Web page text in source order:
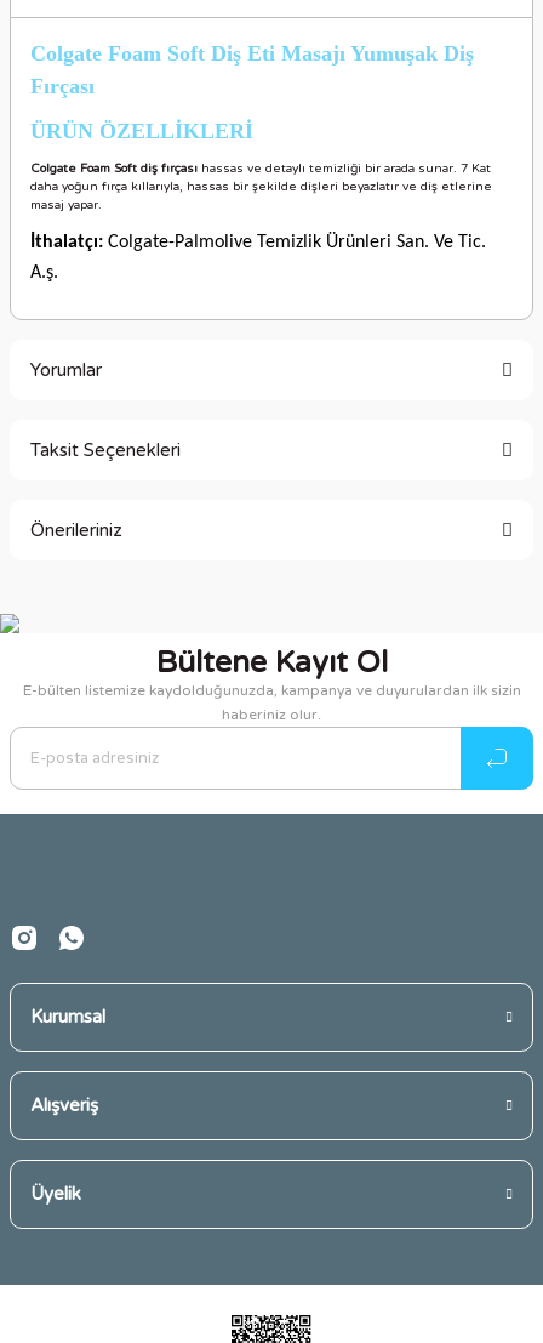
Colgate Foam Soft Diş Eti Masajı Yumuşak Diş
Fırçası
ÜRÜN ÖZELLİKLERİ
Colgate Foam Soft diş fırçası hassas ve detaylı temizliği bir arada sunar. 7 Kat
daha yoğun fırça kıllarıyla, hassas bir şekilde dişleri beyazlatır ve diş etlerine
masaj yapar.
İthalatçı: Colgate-Palmolive Temizlik Ürünleri San. Ve Tic.
A.ş.
Yorumlar
Taksit Seçenekleri
Önerileriniz
Görüş ve önerileriniz için teşekkür ederiz.
Ürün resmi kalitesiz, bozuk veya görüntülenemiyor.
Ürün açıklamasında eksik bilgiler bulunuyor.
Ürün bilgilerinde hatalar bulunuyor.
Bültene Kayıt Ol
E-bülten listemize kaydolduğunuzda, kampanya ve duyurulardan ilk sizin
haberiniz olur.
Kurumsal
Alışveriş
Üyelik